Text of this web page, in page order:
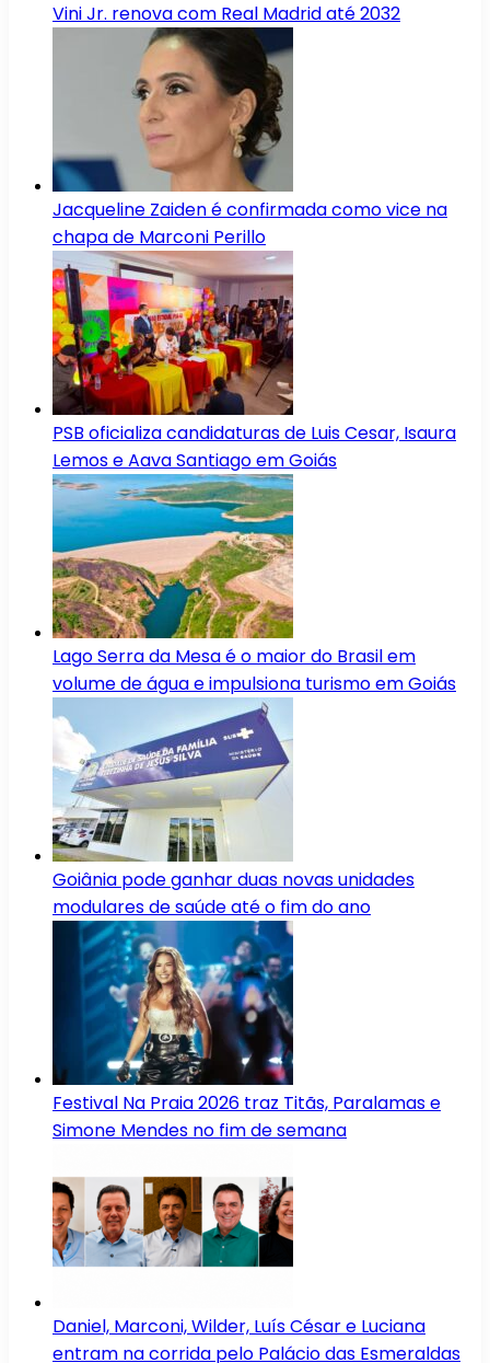
Vini Jr. renova com Real Madrid até 2032
Jacqueline Zaiden é confirmada como vice na
chapa de Marconi Perillo
PSB oficializa candidaturas de Luis Cesar, Isaura
Lemos e Aava Santiago em Goiás
Lago Serra da Mesa é o maior do Brasil em
volume de água e impulsiona turismo em Goiás
Goiânia pode ganhar duas novas unidades
modulares de saúde até o fim do ano
Festival Na Praia 2026 traz Titãs, Paralamas e
Simone Mendes no fim de semana
Daniel, Marconi, Wilder, Luís César e Luciana
entram na corrida pelo Palácio das Esmeraldas